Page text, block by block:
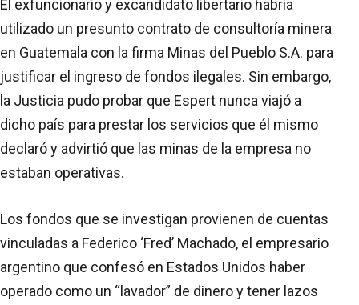
El exfuncionario y excandidato libertario habría
utilizado un presunto contrato de consultoría minera
en Guatemala con la firma Minas del Pueblo S.A. para
justificar el ingreso de fondos ilegales. Sin embargo,
la Justicia pudo probar que Espert nunca viajó a
dicho país para prestar los servicios que él mismo
declaró y advirtió que las minas de la empresa no
estaban operativas.
Los fondos que se investigan provienen de cuentas
vinculadas a Federico ‘Fred’ Machado, el empresario
argentino que confesó en Estados Unidos haber
operado como un “lavador” de dinero y tener lazos